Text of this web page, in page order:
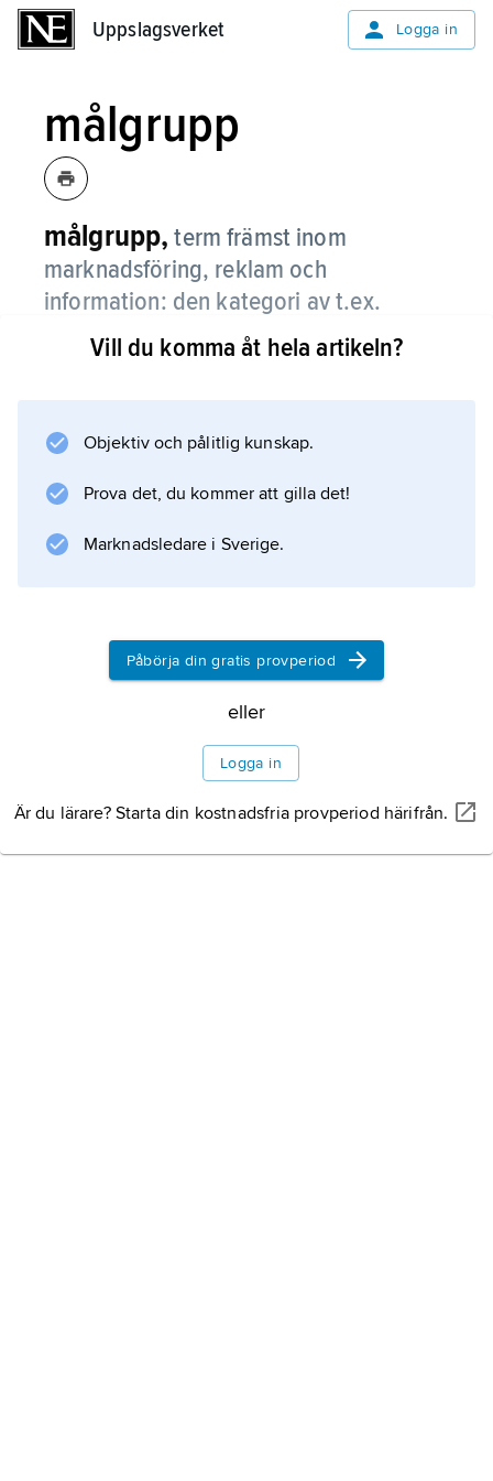
Uppslagsverket Logga in
målgrupp
målgrupp, term främst inom
marknadsföring, reklam och
information: den kategori av t.ex.
människor, företag eller organisationer
som man riktar sig till.
Information om artikeln
Vill du komma åt hela artikeln?
Objektiv och pålitlig kunskap.
Prova det, du kommer att gilla det!
Marknadsledare i Sverige.
Påbörja din gratis provperiod
eller
Logga in
Är du lärare? Starta din kostnadsfria provperiod härifrån.